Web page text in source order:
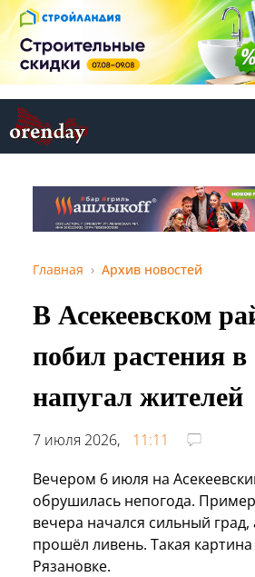
Главная Архив новостей
В Асекеевском
побил растения
напугал жителей
7 июля 2026,
11:11
Вечером 6 июля на
обрушилась непогода.
вечера начался сильный град,
прошёл ливень. Такая
Рязановке.